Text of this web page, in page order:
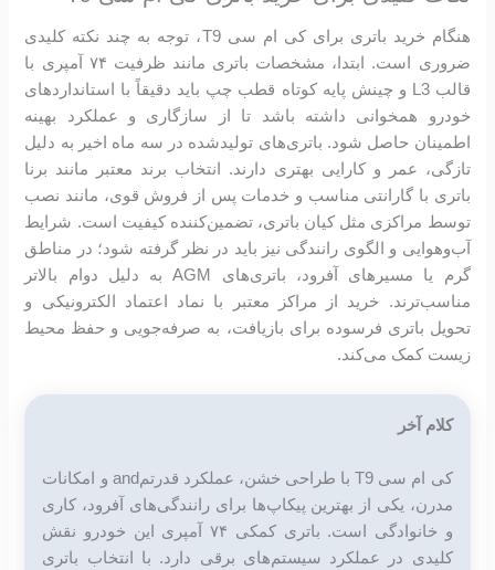
هنگام خرید باتری برای کی ام سی T9، توجه به چند نکته کلیدی
ضروری است. ابتدا، مشخصات باتری مانند ظرفیت ۷۴ آمپری با
قالب L3 و چینش پایه کوتاه قطب چپ باید دقیقاً با استانداردهای
خودرو همخوانی داشته باشد تا از سازگاری و عملکرد بهینه
اطمینان حاصل شود. باتری‌های تولیدشده در سه ماه اخیر به دلیل
تازگی، عمر و کارایی بهتری دارند. انتخاب برند معتبر مانند برنا
باتری با گارانتی مناسب و خدمات پس از فروش قوی، مانند نصب
توسط مراکزی مثل کیان باتری، تضمین‌کننده کیفیت است. شرایط
آب‌وهوایی و الگوی رانندگی نیز باید در نظر گرفته شود؛ در مناطق
گرم یا مسیرهای آفرود، باتری‌های AGM به دلیل دوام بالاتر
مناسب‌ترند. خرید از مراکز معتبر با نماد اعتماد الکترونیکی و
تحویل باتری فرسوده برای بازیافت، به صرفه‌جویی و حفظ محیط
زیست کمک می‌کند.
کلام آخر
کی ام سی T9 با طراحی خشن، عملکرد قدرتمand و امکانات
مدرن، یکی از بهترین پیکاپ‌ها برای رانندگی‌های آفرود، کاری
و خانوادگی است. باتری کمکی ۷۴ آمپری این خودرو نقش
کلیدی در عملکرد سیستم‌های برقی دارد. با انتخاب باتری